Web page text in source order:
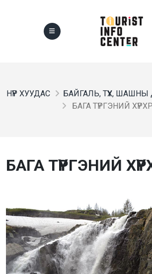
НҮҮР ХУУДАС
БАЙГАЛЬ, ТҮҮХ,
БАГА ТҮРГЭНИЙ
БАГА ТҮРГЭНИЙ